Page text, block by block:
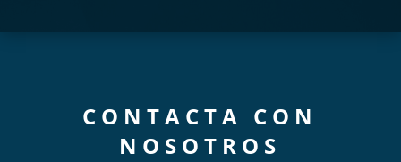
CONTACTA CON
NOSOTROS